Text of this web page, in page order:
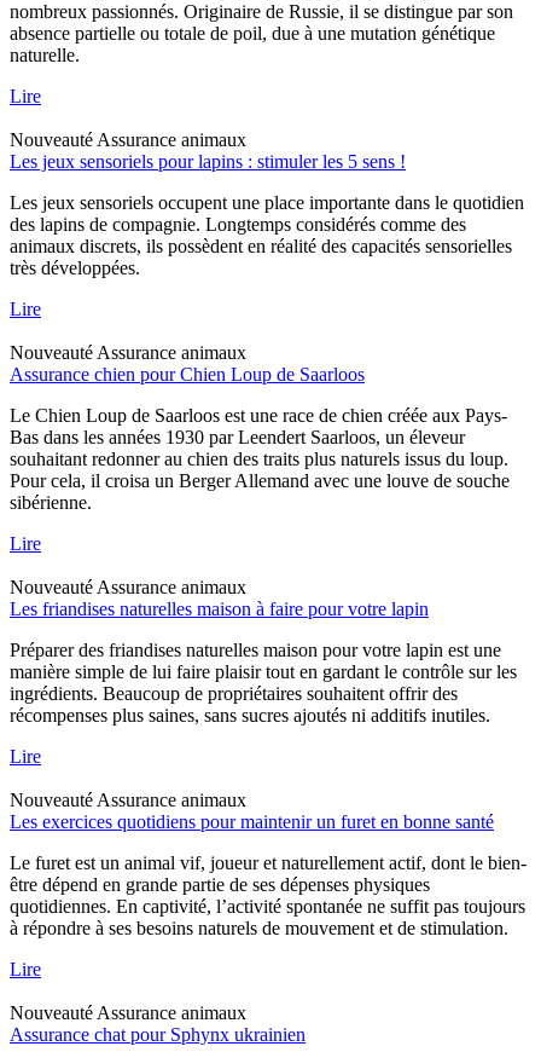
nombreux passionnés. Originaire de Russie, il se distingue par son
absence partielle ou totale de poil, due à une mutation génétique
naturelle.
Lire
Nouveauté Assurance animaux
Les jeux sensoriels pour lapins : stimuler les 5 sens !
Les jeux sensoriels occupent une place importante dans le quotidien
des lapins de compagnie. Longtemps considérés comme des
animaux discrets, ils possèdent en réalité des capacités sensorielles
très développées.
Lire
Nouveauté Assurance animaux
Assurance chien pour Chien Loup de Saarloos
Le Chien Loup de Saarloos est une race de chien créée aux Pays-
Bas dans les années 1930 par Leendert Saarloos, un éleveur
souhaitant redonner au chien des traits plus naturels issus du loup.
Pour cela, il croisa un Berger Allemand avec une louve de souche
sibérienne.
Lire
Nouveauté Assurance animaux
Les friandises naturelles maison à faire pour votre lapin
Préparer des friandises naturelles maison pour votre lapin est une
manière simple de lui faire plaisir tout en gardant le contrôle sur les
ingrédients. Beaucoup de propriétaires souhaitent offrir des
récompenses plus saines, sans sucres ajoutés ni additifs inutiles.
Lire
Nouveauté Assurance animaux
Les exercices quotidiens pour maintenir un furet en bonne santé
Le furet est un animal vif, joueur et naturellement actif, dont le bien-
être dépend en grande partie de ses dépenses physiques
quotidiennes. En captivité, l’activité spontanée ne suffit pas toujours
à répondre à ses besoins naturels de mouvement et de stimulation.
Lire
Nouveauté Assurance animaux
Assurance chat pour Sphynx ukrainien